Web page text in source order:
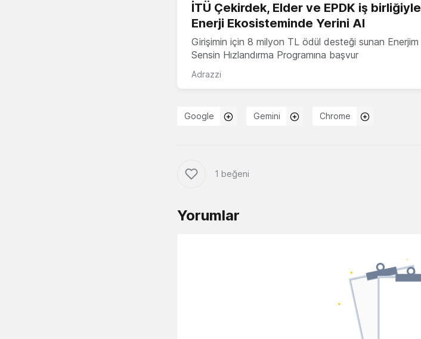
İTÜ Çekirdek, Elder ve EPDK iş birliğiyle
Enerji Ekosisteminde Yerini Al
Girişimin için 8 milyon TL ödül desteği sunan Enerjim
Sensin Hızlandırma Programına başvur
Adrazzi
Google Gemini Chrome
1 beğeni
Yorumlar